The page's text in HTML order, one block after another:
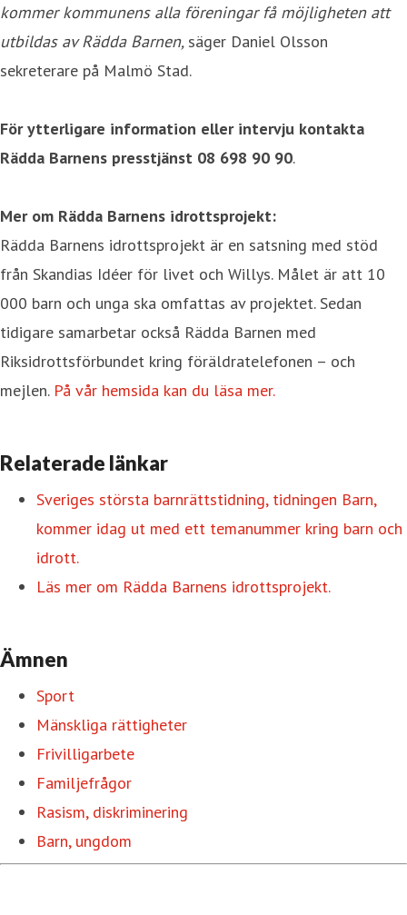
kommer kommunens alla föreningar få möjligheten att
utbildas av Rädda Barnen, säger Daniel Olsson
sekreterare på Malmö Stad.
För ytterligare information eller intervju kontakta
Rädda Barnens presstjänst 08 698 90 90.
Mer om Rädda Barnens idrottsprojekt:
Rädda Barnens idrottsprojekt är en satsning med stöd
från Skandias Idéer för livet och Willys. Målet är att 10
000 barn och unga ska omfattas av projektet. Sedan
tidigare samarbetar också Rädda Barnen med
Riksidrottsförbundet kring föräldratelefonen – och
mejlen. På vår hemsida kan du läsa mer.
Relaterade länkar
Sveriges största barnrättstidning, tidningen Barn,
kommer idag ut med ett temanummer kring barn och
idrott.
Läs mer om Rädda Barnens idrottsprojekt.
Ämnen
Sport
Mänskliga rättigheter
Frivilligarbete
Familjefrågor
Rasism, diskriminering
Barn, ungdom